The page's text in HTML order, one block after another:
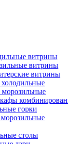
витрины
витрины
витрины
горки
столы